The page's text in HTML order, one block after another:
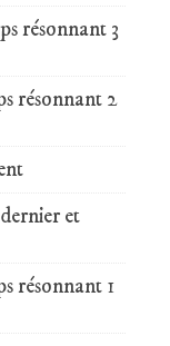
résonnant 3
résonnant 2
et
résonnant 1